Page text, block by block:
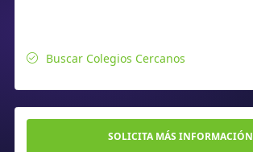
Buscar Colegios Cercanos
SOLICITA MÁS INFORMACIÓN